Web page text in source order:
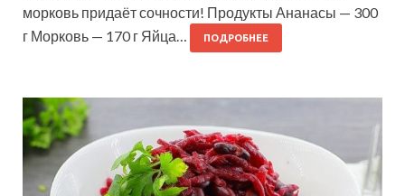
морковь придаёт сочности! Продукты Ананасы — 300
г Морковь — 170 г Яйца…
ПОДРОБНЕЕ